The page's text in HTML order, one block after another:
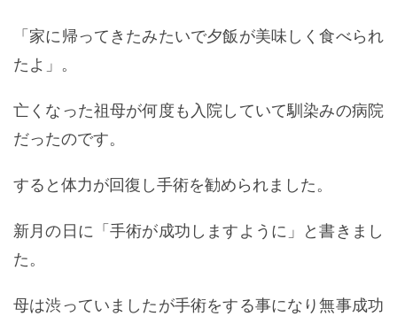
「家に帰ってきたみたいで夕飯が美味しく食べられ
たよ」。
亡くなった祖母が何度も入院していて馴染みの病院
だったのです。
すると体力が回復し手術を勧められました。
新月の日に「手術が成功しますように」と書きまし
た。
母は渋っていましたが手術をする事になり無事成功